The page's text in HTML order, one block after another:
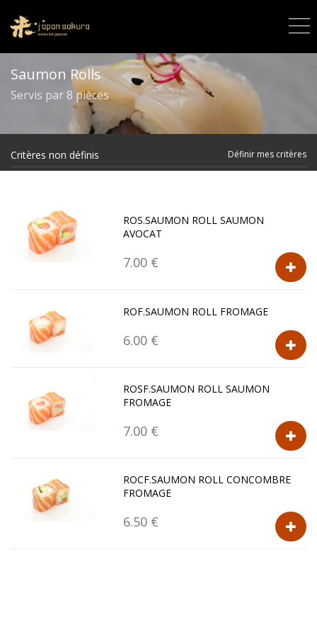
Saumon Rolls
Servis par 8 pièces
Critères non définis Définir mes critères
ROS.SAUMON ROLL SAUMON
AVOCAT
7.00 €
ROF.SAUMON ROLL FROMAGE
6.00 €
ROSF.SAUMON ROLL SAUMON
FROMAGE
7.00 €
ROCF.SAUMON ROLL CONCOMBRE
FROMAGE
6.50 €